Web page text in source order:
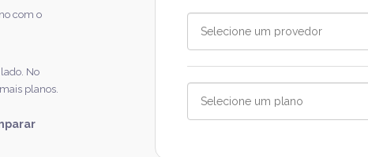
com o
No
planos.